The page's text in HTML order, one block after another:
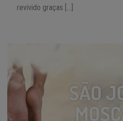
revivido graças […]